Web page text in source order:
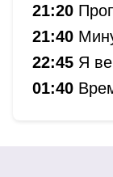
21:20
21:40
22:45 Я
01:40